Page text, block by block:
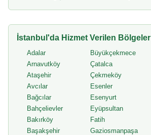
İstanbul'da Hizmet Verilen Bölgeler
Adalar
Arnavutköy
Ataşehir
Avcılar
Bağcılar
Bahçelievler
Bakırköy
Başakşehir
Büyükçekmece
Çatalca
Çekmeköy
Esenler
Esenyurt
Eyüpsultan
Fatih
Gaziosmanpaşa